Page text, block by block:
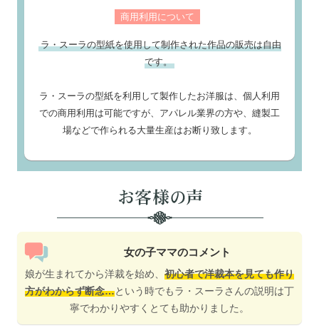
商用利用について
ラ・スーラの型紙を使用して制作された作品の販売は自由
です。
ラ・スーラの型紙を利用して製作したお洋服は、個人利用
での商用利用は可能ですが、アパレル業界の方や、縫製工
場などで作られる大量生産はお断り致します。
女の子ママのコメント
娘が生まれてから洋裁を始め、 初心者で洋裁本を見ても作り
方がわからず断念…という時でもラ・スーラさんの説明は丁
寧でわかりやすくとても助かりました。